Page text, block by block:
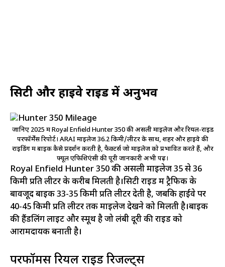
सिटी और हाईवे राइड में अनुभव
जानिए 2025 में Royal Enfield Hunter 350 की असली माइलेज और रियल-राइड
परफॉर्मेंस रिपोर्ट। ARAI माइलेज 36.2 किमी/लीटर के साथ, शहर और हाइवे की
राइडिंग में बाइक कैसे प्रदर्शन करती है, फैक्टर्स जो माइलेज को प्रभावित करते हैं, और
फ्यूल एफिशिएंसी की पूरी जानकारी अभी पढ़ें।
Royal Enfield Hunter 350 की असली माइलेज 35 से 36
किमी प्रति लीटर के करीब मिलती है।सिटी राइड में ट्रैफिक के
बावजूद बाइक 33-35 किमी प्रति लीटर देती है, जबकि हाईवे पर
40-45 किमी प्रति लीटर तक माइलेज देखने को मिलती है।बाइक
की हैंडलिंग लाइट और स्मूथ है जो लंबी दूरी की राइड को
आरामदायक बनाती है।
परफॉर्मेंस रियल राइड रिजल्ट्स